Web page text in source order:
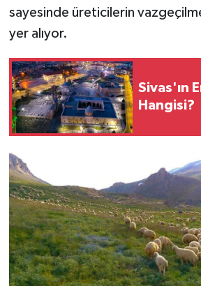
sayesinde üreticilerin
yer alıyor.
Sivas'ın
Hangisi?